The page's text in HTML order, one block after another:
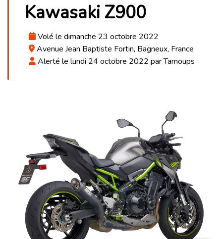
Kawasaki Z900
Volé le dimanche 23 octobre 2022
Avenue Jean Baptiste Fortin, Bagneux, France
Alerté le lundi 24 octobre 2022 par Tamoups